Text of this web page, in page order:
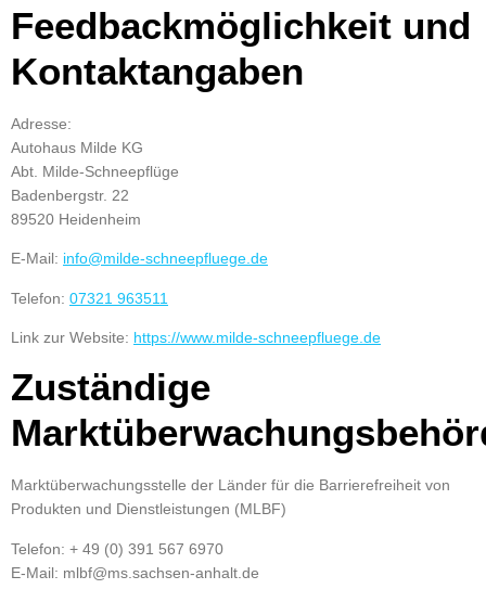
Feedbackmöglichkeit und
Kontaktangaben
Adresse:
Autohaus Milde KG
Abt. Milde-Schneepflüge
Badenbergstr. 22
89520 Heidenheim
E-Mail: info@milde-schneepfluege.de
Telefon: 07321 963511
Link zur Website: https://www.milde-schneepfluege.de
Zuständige
Marktüberwachungsstelle der Länder für die Barrierefreiheit von
Produkten und Dienstleistungen (MLBF)
Telefon: + 49 (0) 391 567 6970
E-Mail: mlbf@ms.sachsen-anhalt.de